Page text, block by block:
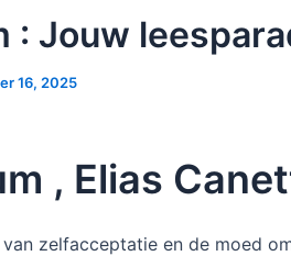
: Jouw
16, 2025
, Elias
van zelfacceptatie en de moed